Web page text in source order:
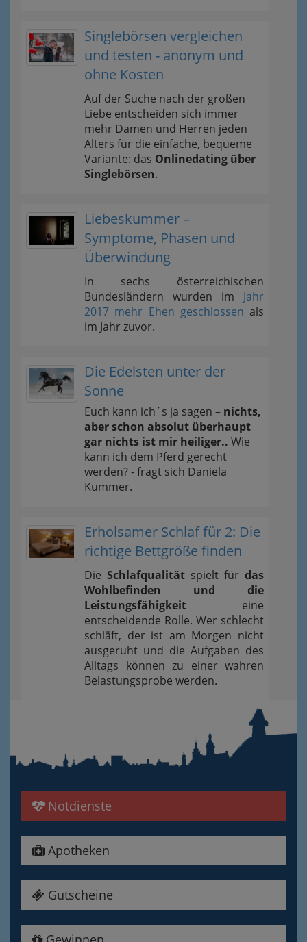
Singlebörsen vergleichen
und testen - anonym und
ohne Kosten
Auf der Suche nach der großen
Liebe entscheiden sich immer
mehr Damen und Herren jeden
Alters für die einfache, bequeme
Variante: das Onlinedating über
Singlebörsen.
Liebeskummer –
Symptome, Phasen und
Überwindung
In sechs österreichischen
Bundesländern wurden im Jahr
2017 mehr Ehen geschlossen als
im Jahr zuvor.
Die Edelsten unter der
Sonne
Euch kann ich´s ja sagen – nichts,
aber schon absolut überhaupt
gar nichts ist mir heiliger.. Wie
kann ich dem Pferd gerecht
werden? - fragt sich Daniela
Kummer.
Erholsamer Schlaf für 2: Die
richtige Bettgröße finden
Die Schlafqualität spielt für das
Wohlbefinden und die
Leistungsfähigkeit eine
entscheidende Rolle. Wer schlecht
schläft, der ist am Morgen nicht
ausgeruht und die Aufgaben des
Alltags können zu einer wahren
Belastungsprobe werden.
Notdienste
Apotheken
Gutscheine